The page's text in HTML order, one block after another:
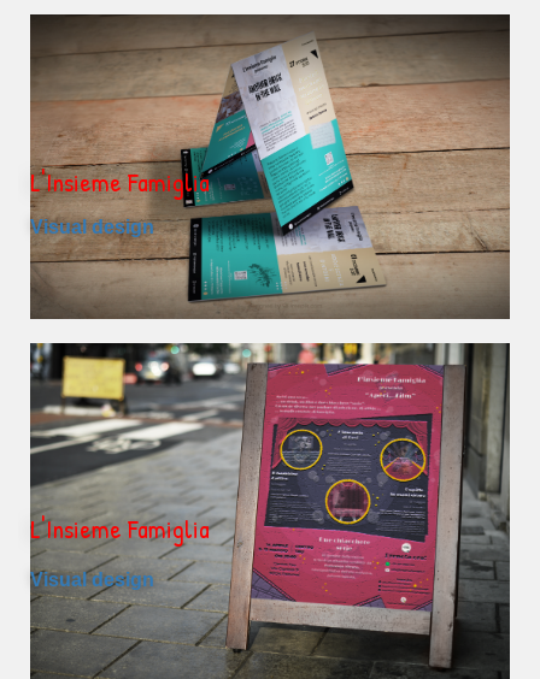
L'Insieme Famiglia
Visual design
L'Insieme Famiglia
Visual design